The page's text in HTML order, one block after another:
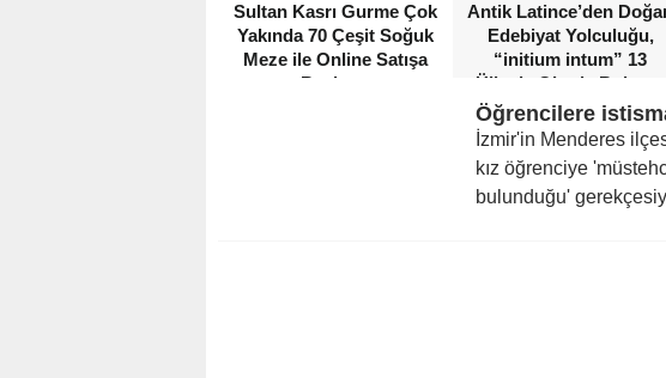
Sultan Kasrı Gurme Çok
Yakında 70 Çeşit Soğuk
Meze ile Online Satışa
Başlıyor
Antik Latince’den
Edebiyat Yolculuğu,
“initium intum” 13
Ülkede Okurla Buluştu
İzmir'in Menderes
kız öğrenciye
bulunduğu'